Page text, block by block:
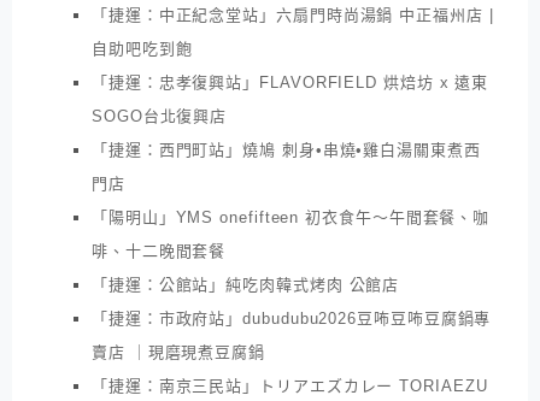
「捷運：中正紀念堂站」六扇門時尚湯鍋 中正福州店 |
自助吧吃到飽
「捷運：忠孝復興站」FLAVORFIELD 烘焙坊 x 遠東
SOGO台北復興店
「捷運：西門町站」燒鳩 刺身•串燒•雞白湯關東煮西
門店
「陽明山」YMS onefifteen 初衣食午～午間套餐、咖
啡、十二晚間套餐
「捷運：公館站」純吃肉韓式烤肉 公館店
「捷運：市政府站」dubudubu2026豆咘豆咘豆腐鍋專
賣店 ｜現磨現煮豆腐鍋
「捷運：南京三民站」トリアエズカレー TORIAEZU